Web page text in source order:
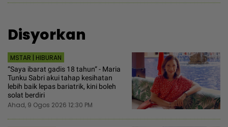
Disyorkan
MSTAR | HIBURAN
“Saya ibarat gadis 18 tahun“ - Maria
Tunku Sabri akui tahap kesihatan
lebih baik lepas bariatrik, kini boleh
solat berdiri
Ahad, 9 Ogos 2026 12:30 PM